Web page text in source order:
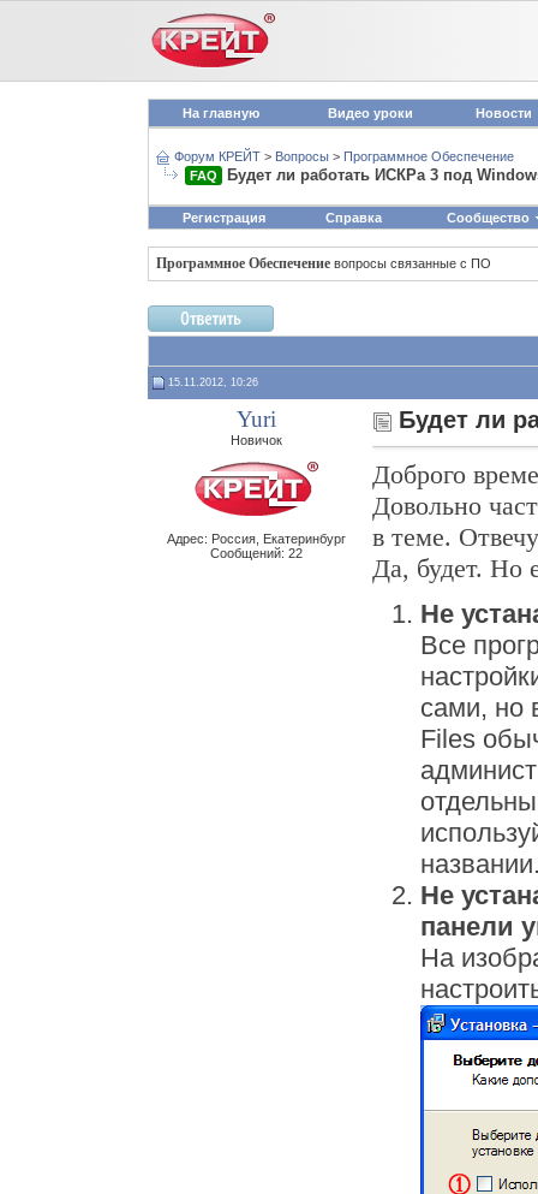
На главную Видео уроки Новости
Форум КРЕЙТ > Вопросы > Программное Обеспечение
FAQ
Будет ли работать ИСКРа 3 под
Регистрация Справка Сообщество
Программное Обеспечение вопросы связанные с ПО
15.11.2012, 10:26
Yuri
Новичок
Адрес: Россия, Екатеринбург
Сообщений: 22
Будет ли
Доброго
Довольно
в теме.
Да, будет. Но
Не
Все
сами, но
Files
Не
панели
На